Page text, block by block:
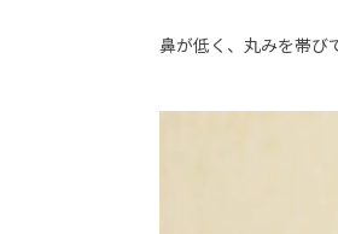
鼻が低く、丸みを帯び